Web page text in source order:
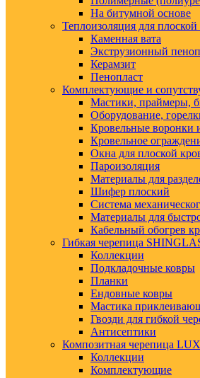
На битумной основе
Теплоизоляция для плоской
Каменная вата
Экструзионный
Керамзит
Пенопласт
Комплектующие и
Мастики, праймеры,
Оборудование,
Кровельные воронки
Кровельное
Окна для плоской
Пароизоляция
Материалы для
Шифер плоский
Система
Материалы для
Кабельный обогрев
Гибкая черепица
Коллекции
Подкладочные ковры
Планки
Ендовные ковры
Мастика
Гвозди для гибкой
Антисептики
Композитная черепица
Коллекции
Комплектующие